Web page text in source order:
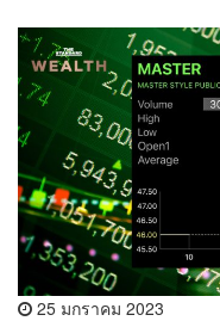
25 มกราคม 2023